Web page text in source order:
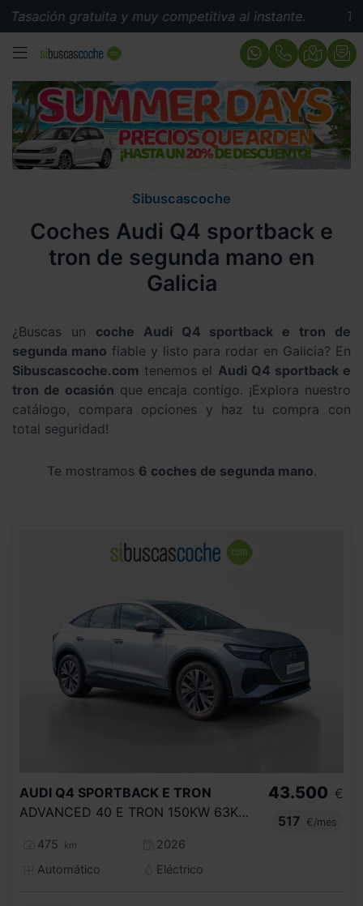
gratuita y muy competitiva al instante.
MENÚ
Sibuscascoche
Coches Audi Q4 sportback e
tron de segunda mano en
Galicia
¿Buscas un coche Audi Q4 sportback e tron de
segunda mano fiable y listo para rodar en Galicia? En
Sibuscascoche.com tenemos el Audi Q4 sportback e
tron de ocasión que encaja contigo. ¡Explora nuestro
catálogo, compara opciones y haz tu compra con
total seguridad!
Te mostramos 6 coches de segunda mano.
AUDI Q4 SPORTBACK E TRON
ADVANCED 40 E TRON 150KW 63KWH
475 km
2026
Automático
Eléctrico
43.500 €
517
€/mes